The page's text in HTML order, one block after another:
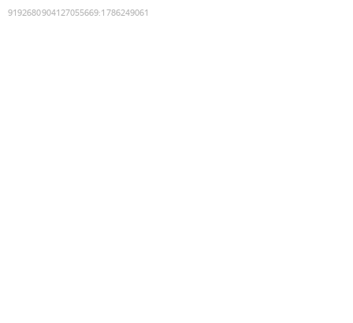
9192680904127055669:1786249061